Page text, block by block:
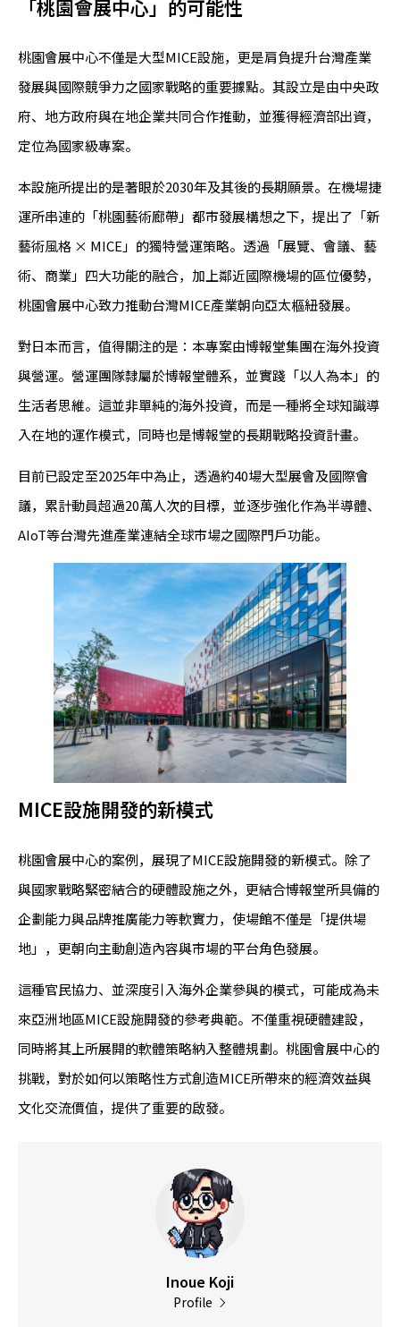
「桃園會展中心」的可能性
桃園會展中心不僅是大型MICE設施，更是肩負提升台灣產業
發展與國際競爭力之國家戰略的重要據點。其設立是由中央政
府、地方政府與在地企業共同合作推動，並獲得經濟部出資，
定位為國家級專案。
本設施所提出的是著眼於2030年及其後的長期願景。在機場捷
運所串連的「桃園藝術廊帶」都市發展構想之下，提出了「新
藝術風格 × MICE」的獨特營運策略。透過「展覽、會議、藝
術、商業」四大功能的融合，加上鄰近國際機場的區位優勢，
桃園會展中心致力推動台灣MICE產業朝向亞太樞紐發展。
對日本而言，值得關注的是：本專案由博報堂集團在海外投資
與營運。營運團隊隸屬於博報堂體系，並實踐「以人為本」的
生活者思維。這並非單純的海外投資，而是一種將全球知識導
入在地的運作模式，同時也是博報堂的長期戰略投資計畫。
目前已設定至2025年中為止，透過約40場大型展會及國際會
議，累計動員超過20萬人次的目標，並逐步強化作為半導體、
AIoT等台灣先進產業連結全球市場之國際門戶功能。
MICE設施開發的新模式
桃園會展中心的案例，展現了MICE設施開發的新模式。除了
與國家戰略緊密結合的硬體設施之外，更結合博報堂所具備的
企劃能力與品牌推廣能力等軟實力，使場館不僅是「提供場
地」，更朝向主動創造內容與市場的平台角色發展。
這種官民協力、並深度引入海外企業參與的模式，可能成為未
來亞洲地區MICE設施開發的參考典範。不僅重視硬體建設，
同時將其上所展開的軟體策略納入整體規劃。桃園會展中心的
挑戰，對於如何以策略性方式創造MICE所帶來的經濟效益與
文化交流價值，提供了重要的啟發。
Inoue Koji
Profile